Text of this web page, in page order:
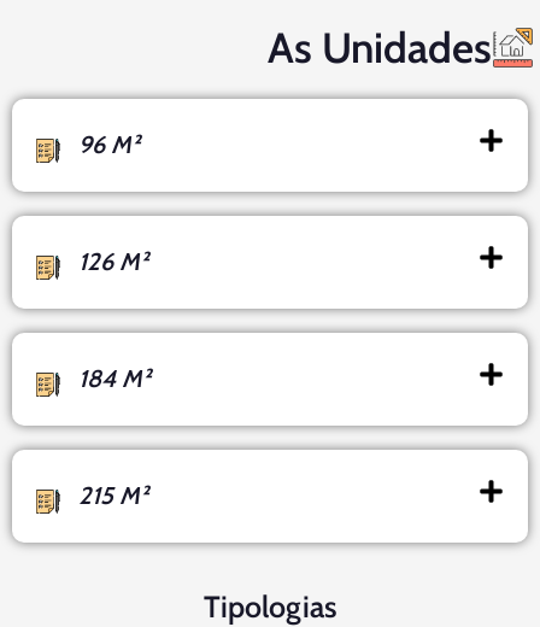
As Unidades
96 M²
126 M²
184 M²
215 M²
Tipologias